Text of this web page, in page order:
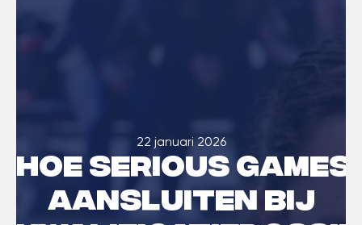
22 januari 2026
Hoe serious games
aansluiten bij